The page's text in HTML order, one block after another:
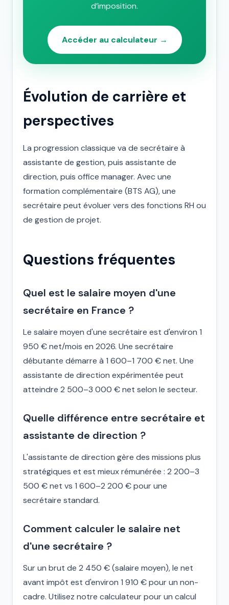
d’imposition.
Accéder au calculateur →
Évolution de carrière et
perspectives
La progression classique va de secrétaire à
assistante de gestion, puis assistante de
direction, puis office manager. Avec une
formation complémentaire (BTS AG), une
secrétaire peut évoluer vers des fonctions RH ou
de gestion de projet.
Questions fréquentes
Quel est le salaire moyen d'une
secrétaire en France ?
Le salaire moyen d'une secrétaire est d'environ 1
950 € net/mois en 2026. Une secrétaire
débutante démarre à 1 600–1 700 € net. Une
assistante de direction expérimentée peut
atteindre 2 500–3 000 € net selon le secteur.
Quelle différence entre secrétaire et
assistante de direction ?
L'assistante de direction gère des missions plus
stratégiques et est mieux rémunérée : 2 200–3
500 € net vs 1 600–2 200 € pour une
secrétaire standard.
Comment calculer le salaire net
d'une secrétaire ?
Sur un brut de 2 450 € (salaire moyen), le net
avant impôt est d'environ 1 910 € pour un non-
cadre. Utilisez notre calculateur pour un calcul